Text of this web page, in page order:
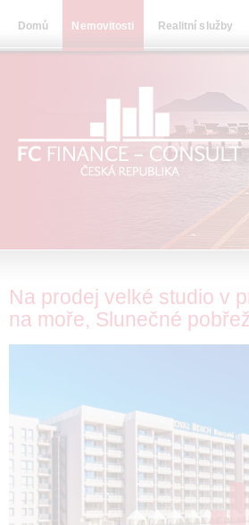
Domů Nemovitosti Realitní služby
Na prodej velké studio v
na moře, Slunečné